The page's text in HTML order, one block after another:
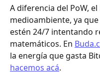
A diferencia del PoW,
medioambiente, ya
estén 24/7 intentando
matemáticos. En
la energía que gasta
hacemos acá.